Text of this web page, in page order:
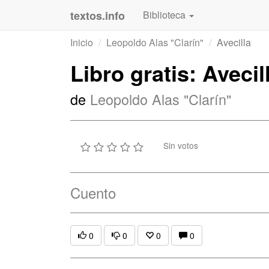
textos.info
Biblioteca
Inicio
Leopoldo Alas "Clarín" Avecilla
Libro gratis:
de Leopoldo Alas "Clarín"
Sin votos
Cuento
0 0 0 0